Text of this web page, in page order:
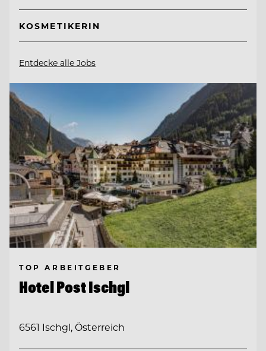
KOSMETIKERIN
Entdecke alle Jobs
TOP ARBEITGEBER
Hotel Post Ischgl
6561 Ischgl, Österreich